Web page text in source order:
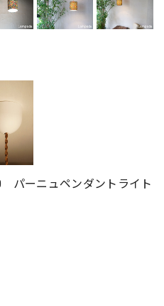
パーニュペンダントライト